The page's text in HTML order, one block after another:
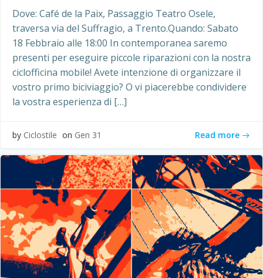
Dove: Café de la Paix, Passaggio Teatro Osele,
traversa via del Suffragio, a Trento.Quando: Sabato
18 Febbraio alle 18:00 In contemporanea saremo
presenti per eseguire piccole riparazioni con la nostra
ciclofficina mobile! Avete intenzione di organizzare il
vostro primo biciviaggio? O vi piacerebbe condividere
la vostra esperienza di […]
by Ciclostile on Gen 31 Read more